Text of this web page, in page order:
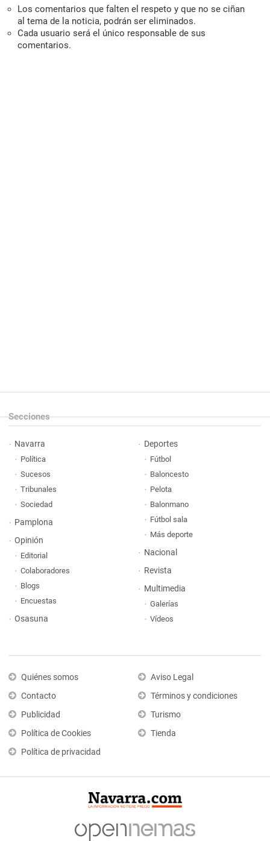
Los comentarios que falten el respeto y que no se ciñan
al tema de la noticia, podrán ser eliminados.
Cada usuario será el único responsable de sus
comentarios.
Secciones
Navarra
Política
Sucesos
Tribunales
Sociedad
Pamplona
Opinión
Editorial
Colaboradores
Blogs
Encuestas
Osasuna
Deportes
Fútbol
Baloncesto
Pelota
Balonmano
Fútbol sala
Más deporte
Nacional
Revista
Multimedia
Galerías
Vídeos
Quiénes somos
Contacto
Publicidad
Política de Cookies
Política de privacidad
Aviso Legal
Términos y condiciones
Turismo
Tienda